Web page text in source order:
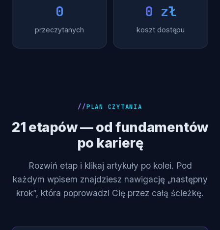
0
przeczytanych
0 zł
koszt dostępu
PLAN CZYTANIA
21 etapów — od fundamentów
po karierę
Rozwiń etap i klikaj artykuły po kolei. Pod
każdym wpisem znajdziesz nawigację „następny
krok”, która poprowadzi Cię przez całą ścieżkę.